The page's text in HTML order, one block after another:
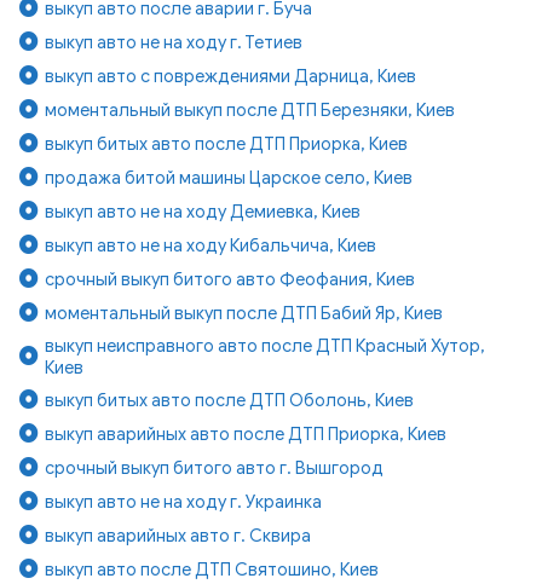
выкуп авто после аварии г. Буча
выкуп авто не на ходу г. Тетиев
выкуп авто с повреждениями Дарница, Киев
моментальный выкуп после ДТП Березняки, Киев
выкуп битых авто после ДТП Приорка, Киев
продажа битой машины Царское село, Киев
выкуп авто не на ходу Демиевка, Киев
выкуп авто не на ходу Кибальчича, Киев
срочный выкуп битого авто Феофания, Киев
моментальный выкуп после ДТП Бабий Яр, Киев
выкуп неисправного авто после ДТП Красный Хутор,
Киев
выкуп битых авто после ДТП Оболонь, Киев
выкуп аварийных авто после ДТП Приорка, Киев
срочный выкуп битого авто г. Вышгород
выкуп авто не на ходу г. Украинка
выкуп аварийных авто г. Сквира
выкуп авто после ДТП Святошино, Киев